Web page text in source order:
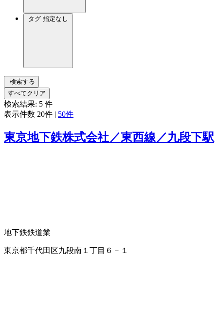
タグ 指定なし
検索する
すべてクリア
検索結果: 5 件
表示件数 20件 | 50件
東京地下鉄株式会社／東西線／九段下駅
地下鉄鉄道業
東京都千代田区九段南１丁目６－１